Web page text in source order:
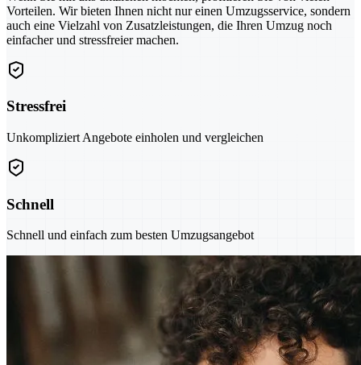
Vorteilen. Wir bieten Ihnen nicht nur einen Umzugsservice, sondern
auch eine Vielzahl von Zusatzleistungen, die Ihren Umzug noch
einfacher und stressfreier machen.
Stressfrei
Unkompliziert Angebote einholen und vergleichen
Schnell
Schnell und einfach zum besten Umzugsangebot